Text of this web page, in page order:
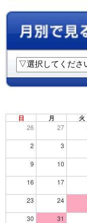
日 月 火
26 27
2 3
9 10
16 17
23 24
30 31